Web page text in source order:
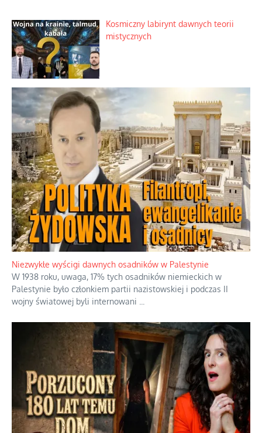
Niezwykły scenariusz bez państwowej
dotacji
Kosmiczny labirynt dawnych teorii
mistycznych